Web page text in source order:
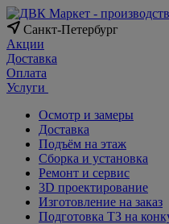
Санкт-Петербург
Акции
Доставка
Оплата
Услуги
Осмотр и замеры
Доставка
Подъём на этаж
Сборка и установка
Ремонт и сервис
3D проектирование
Изготовление на заказ
Подготовка ТЗ на